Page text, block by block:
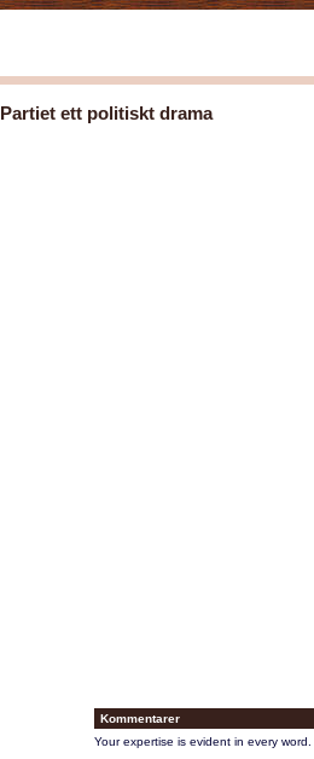
Partiet ett politiskt drama
Kommentarer
Your expertise is evident in every word.